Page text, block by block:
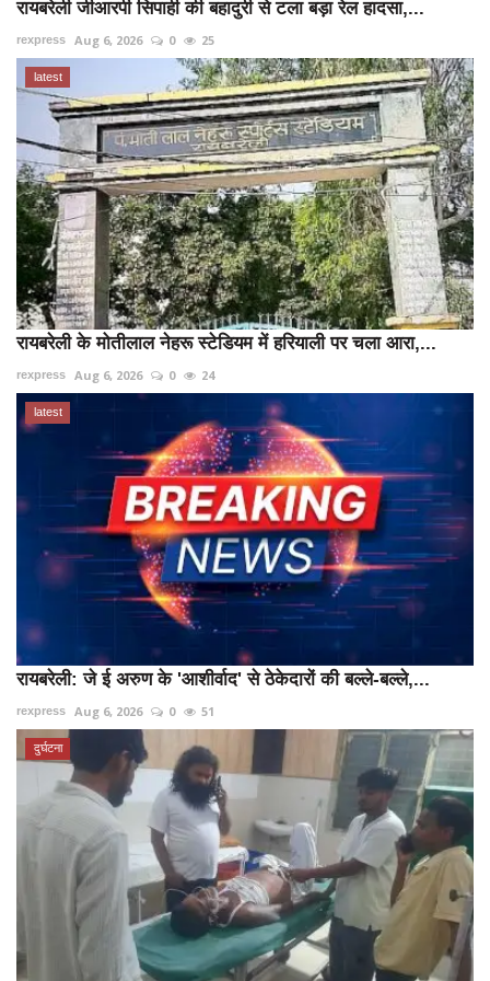
रायबरेली जीआरपी सिपाही की बहादुरी से टला बड़ा रेल हादसा,...
rexpress Aug 6, 2026 0 25
latest
रायबरेली के मोतीलाल नेहरू स्टेडियम में हरियाली पर चला आरा,...
rexpress Aug 6, 2026 0 24
latest
रायबरेली: जे ई अरुण के 'आशीर्वाद' से ठेकेदारों की बल्ले-बल्ले,...
rexpress Aug 6, 2026 0 51
दुर्घटना